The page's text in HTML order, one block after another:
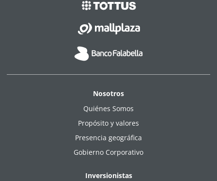
Nosotros
Quiénes Somos
Propósito y valores
Presencia geográfica
Gobierno Corporativo
Inversionistas